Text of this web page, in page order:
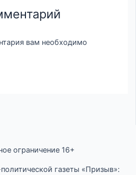
вам необходимо
ограничение 16+
газеты «Призыв»: